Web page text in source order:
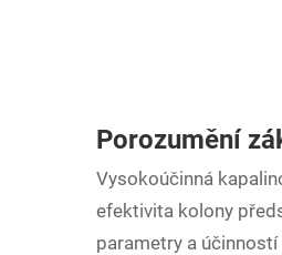
Porozumění
Vysokoúčinná
efektivita kolony
parametry a